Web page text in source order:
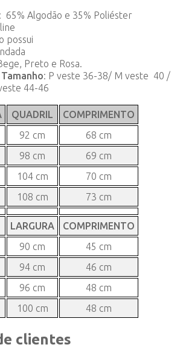
: 65% Algodão e 35% Poliéster
possui
Preto e Rosa.
: P veste 36-38/ M veste 40 /
44-46
QUADRIL
COMPRIMENTO
92 cm
68 cm
98 cm
69 cm
104 cm
70 cm
108 cm 73 cm
LARGURA
COMPRIMENTO
90 cm
45 cm
94 cm
46 cm
96 cm
48 cm
100 cm 48 cm
clientes